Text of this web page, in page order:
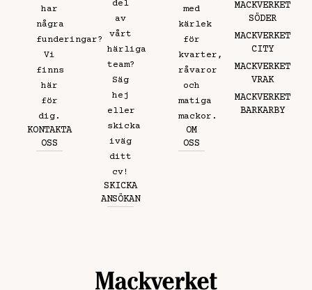
har
några
funderingar?
Vi
finns
här
för
dig.
KONTAKTA
OSS
del
av
vårt
härliga
team?
Säg
hej
eller
skicka
iväg
ditt
cv!
SKICKA
ANSÖKAN
med
kärlek
för
kvarter,
råvaror
och
matiga
mackor.
OM
OSS
MACKVERKET
SÖDER
MACKVERKET
CITY
MACKVERKET
VRAK
MACKVERKET
BARKARBY